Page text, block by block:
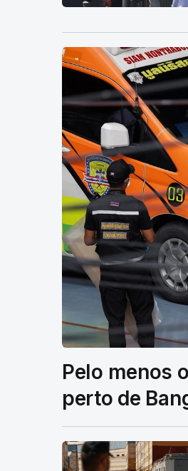
Pelo menos
perto de